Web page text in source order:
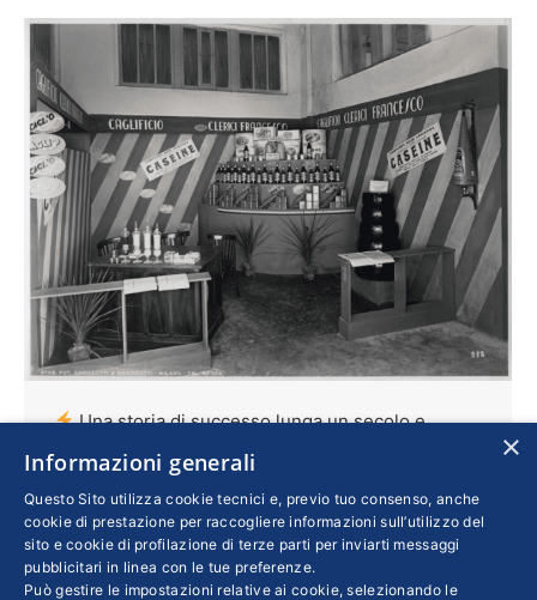
Una storia di successo lunga un secolo e
mezzo
Confindustria, Imprese DiSTEFANO RUDILOSSO
6 Settembre 2019
Da piccola azienda a conduzione familiare la
×
Informazioni generali
Questo Sito utilizza cookie tecnici e, previo tuo consenso, anche
cookie di prestazione per raccogliere informazioni sull’utilizzo del
sito e cookie di profilazione di terze parti per inviarti messaggi
pubblicitari in linea con le tue preferenze.
Può gestire le impostazioni relative ai cookie, selezionando le